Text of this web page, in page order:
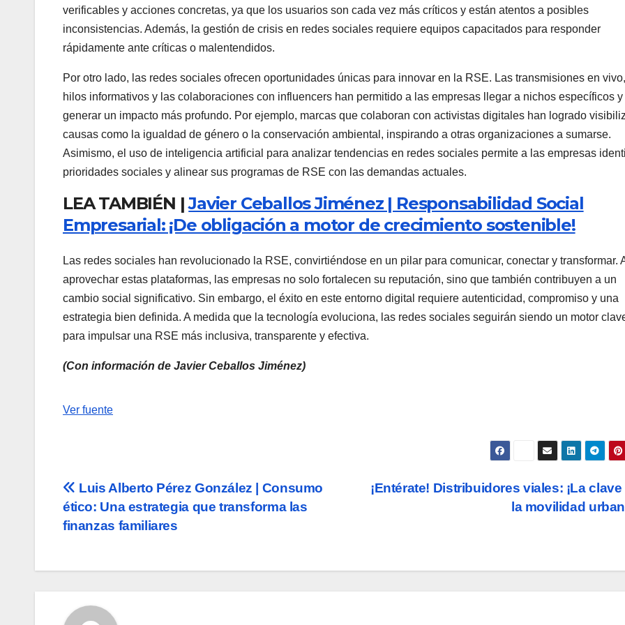
verificables y acciones concretas, ya que los usuarios son cada vez más críticos y están atentos a posibles
inconsistencias. Además, la gestión de crisis en redes sociales requiere equipos capacitados para responder
rápidamente ante críticas o malentendidos.
Por otro lado, las redes sociales ofrecen oportunidades únicas para innovar en la RSE. Las transmisiones en
hilos informativos y las colaboraciones con influencers han permitido a las empresas llegar a nichos específicos y
generar un impacto más profundo. Por ejemplo, marcas que colaboran con activistas digitales han logrado
causas como la igualdad de género o la conservación ambiental, inspirando a otras organizaciones a sumarse.
Asimismo, el uso de inteligencia artificial para analizar tendencias en redes sociales permite a las empresas
prioridades sociales y alinear sus programas de RSE con las demandas actuales.
LEA TAMBIÉN |Javier Ceballos Jiménez | Responsabilidad Social
Empresarial: ¡De obligación a motor de crecimiento sostenible!
Las redes sociales han revolucionado la RSE, convirtiéndose en un pilar para comunicar, conectar y transformar.
aprovechar estas plataformas, las empresas no solo fortalecen su reputación, sino que también contribuyen a un
cambio social significativo. Sin embargo, el éxito en este entorno digital requiere autenticidad, compromiso y una
estrategia bien definida. A medida que la tecnología evoluciona, las redes sociales seguirán siendo un motor
para impulsar una RSE más inclusiva, transparente y efectiva.
(Con información de Javier Ceballos Jiménez)
Navegación
Ver fuente
Navegación
de
¡Entérate! Distribuidores viales: ¡La clave
la movilidad
Luis Alberto Pérez González | Consumo
ético: Una estrategia que transforma las
finanzas familiares